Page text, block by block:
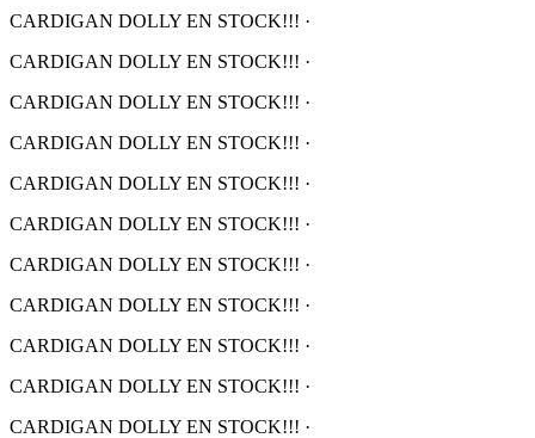
CARDIGAN DOLLY EN STOCK!!! ·
CARDIGAN DOLLY EN STOCK!!! ·
CARDIGAN DOLLY EN STOCK!!! ·
CARDIGAN DOLLY EN STOCK!!! ·
CARDIGAN DOLLY EN STOCK!!! ·
CARDIGAN DOLLY EN STOCK!!! ·
CARDIGAN DOLLY EN STOCK!!! ·
CARDIGAN DOLLY EN STOCK!!! ·
CARDIGAN DOLLY EN STOCK!!! ·
CARDIGAN DOLLY EN STOCK!!! ·
CARDIGAN DOLLY EN STOCK!!! ·